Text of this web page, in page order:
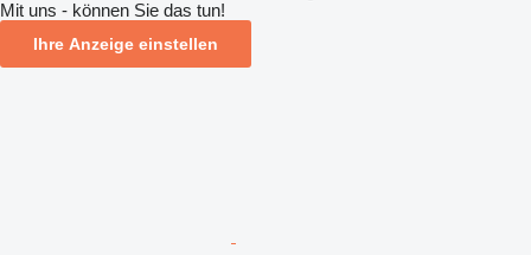
Mit uns - können Sie das tun!
Ihre Anzeige einstellen